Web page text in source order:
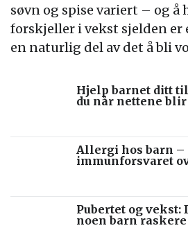
søvn og spise variert – og å
forskjeller i vekst sjelden er
en naturlig del av det å bli
Hjelp barnet ditt
du når nettene
Allergi hos barn –
immunforsvaret
Pubertet og vekst:
noen barn